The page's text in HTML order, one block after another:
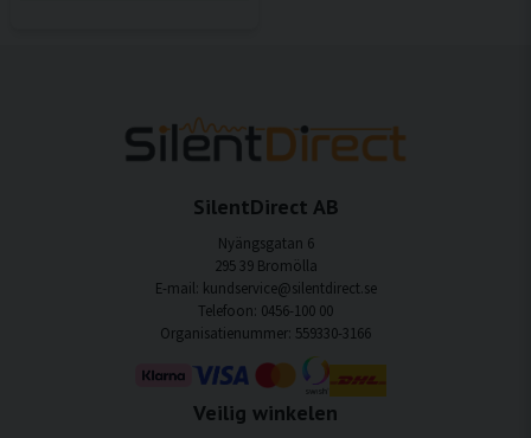
SilentDirect AB
Nyängsgatan 6
295 39 Bromölla
E-mail: kundservice@silentdirect.se
Telefoon: 0456-100 00
Organisatienummer: 559330-3166
Veilig winkelen